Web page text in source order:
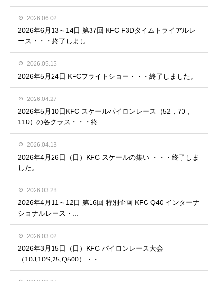
2026.06.02
2026年6月13～14日 第37回 KFC F3Dタイムトライアルレ
ース・・・終了しまし...
2026.05.15
2026年5月24日 KFCフライトショー・・・終了しました。
2026.04.27
2026年5月10日KFC スケールパイロンレース（52，70，
110）の各クラス・・・終...
2026.04.13
2026年4月26日（日）KFC スケールの集い ・・・終了しま
した。
2026.03.28
2026年4月11～12日 第16回 特別企画 KFC Q40 インターナ
ショナルレース・...
2026.03.02
2026年3月15日（日）KFC パイロンレース大会
（10J,10S,25,Q500）・・...